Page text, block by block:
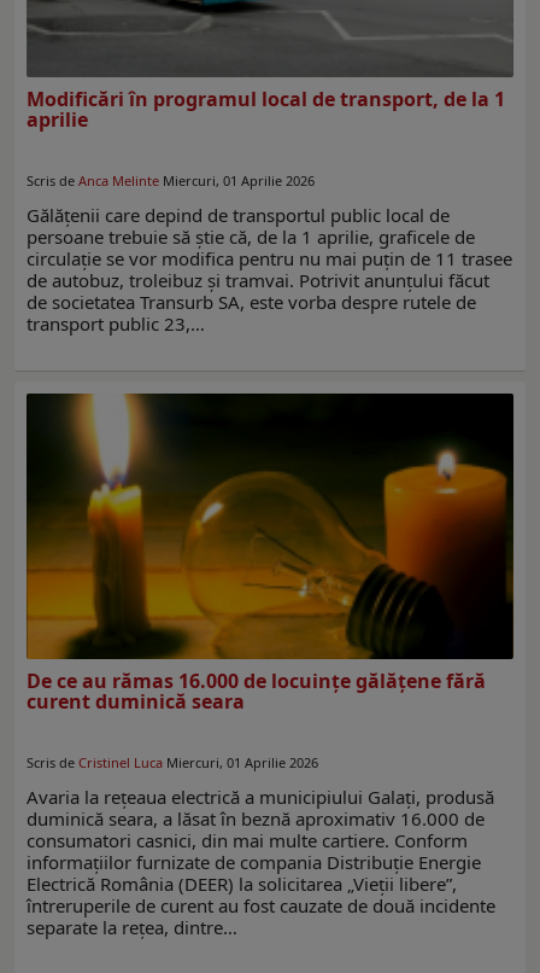
Modificări în programul local de transport, de la 1
aprilie
Scris de Anca Melinte Miercuri, 01 Aprilie 2026
Gălățenii care depind de transportul public local de
persoane trebuie să știe că, de la 1 aprilie, graficele de
circulație se vor modifica pentru nu mai puțin de 11 trasee
de autobuz, troleibuz și tramvai. Potrivit anunțului făcut
de societatea Transurb SA, este vorba despre rutele de
transport public 23,…
De ce au rămas 16.000 de locuințe gălăţene fără
curent duminică seara
Scris de Cristinel Luca Miercuri, 01 Aprilie 2026
Avaria la rețeaua electrică a municipiului Galați, produsă
duminică seara, a lăsat în beznă aproximativ 16.000 de
consumatori casnici, din mai multe cartiere. Conform
informațiilor furnizate de compania Distribuție Energie
Electrică România (DEER) la solicitarea „Vieții libere”,
întreruperile de curent au fost cauzate de două incidente
separate la rețea, dintre…